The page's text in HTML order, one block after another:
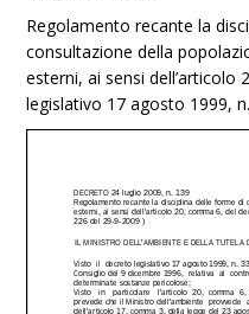
Regolamento recante la
consultazione della
esterni, ai sensi dell’articolo
legislativo 17 agosto 1999,